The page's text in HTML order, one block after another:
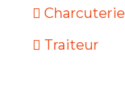
Charcuterie
Traiteur